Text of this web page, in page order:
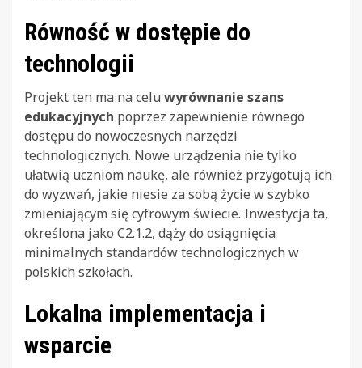
Równość w dostępie do
technologii
Projekt ten ma na celu wyrównanie szans
edukacyjnych poprzez zapewnienie równego
dostępu do nowoczesnych narzędzi
technologicznych. Nowe urządzenia nie tylko
ułatwią uczniom naukę, ale również przygotują ich
do wyzwań, jakie niesie za sobą życie w szybko
zmieniającym się cyfrowym świecie. Inwestycja ta,
określona jako C2.1.2, dąży do osiągnięcia
minimalnych standardów technologicznych w
polskich szkołach.
Lokalna implementacja i
wsparcie